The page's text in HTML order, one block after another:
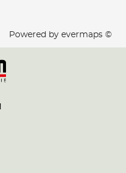
Powered by evermaps ©